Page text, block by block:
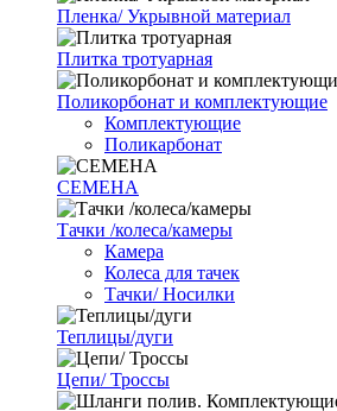
Пленка/ Укрывной материал
Плитка тротуарная
Поликорбонат и комплектующие
Комплектующие
Поликарбонат
СЕМЕНА
Тачки /колеса/камеры
Камера
Колеса для тачек
Тачки/ Носилки
Теплицы/дуги
Цепи/ Троссы